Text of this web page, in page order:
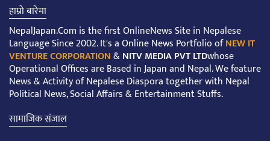
हाम्रो बारेमा
NepalJapan.Com is the first OnlineNews Site in Nepalese
Language Since 2002. It's a Online News Portfolio ofNEW IT
VENTURE CORPORATION&NITV MEDIA PVT LTDwhose
Operational Offices are Based in Japan and Nepal. We feature
News & Activity of Nepalese Diaspora together with Nepal
Political News, Social Affairs & Entertainment Stuffs.
सामाजिक संजाल